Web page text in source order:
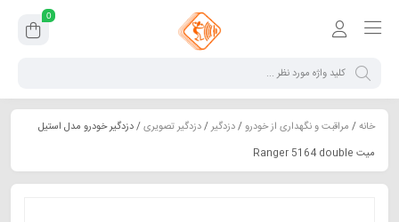
0
خانه/ مراقبت و نگهداری از خودرو/دزدگیر/دزدگیر تصویری/ دزدگیر خودرو مدل استیل
میت Ranger 5164 double